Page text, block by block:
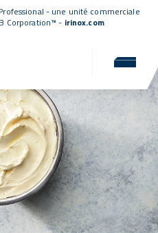
- une unité commerciale
Corporation™ - irinox.com